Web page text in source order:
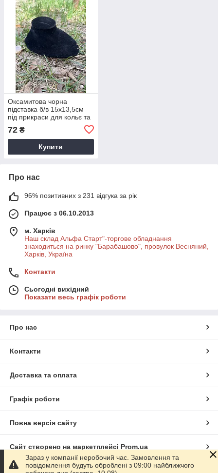
Оксамитова чорна
підставка б/в 15х13,5см
під прикраси для кольє та
72 ₴
Купити
Про нас
96% позитивних з 231 відгука за рік
Працює з 06.10.2013
м. Харків
Наш склад Альфа Старт"-торгове обладнання
знаходиться на ринку "Барабашово", провулок Весняний,
Харків, Україна
Контакти
Сьогодні вихідний
Показати весь графік роботи
Про нас
Контакти
Доставка та оплата
Графік роботи
Повна версія сайту
Сайт створено на маркетплейсі Prom.ua
Політика конфіденційності
Зараз у компанії неробочий час. Замовлення та
повідомлення будуть оброблені з 09:00 найближчого